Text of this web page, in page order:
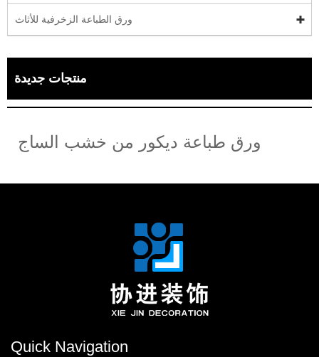
ورق الطباعة الزخرفية للأثاث
منتجات جديدة
ورق طباعة ديكور من خشب الساج
Quick Navigation